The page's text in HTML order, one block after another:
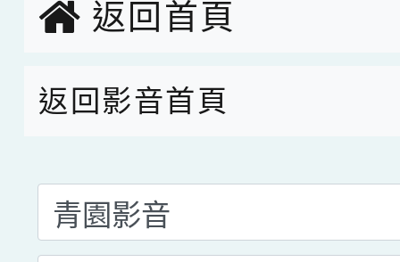
創客第三名。
返回首頁
返回影音首頁